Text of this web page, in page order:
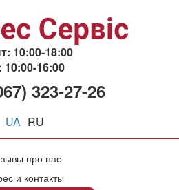
10:00-18:00
10:00-16:00
323-27-26
UA RU
про нас
и контакты